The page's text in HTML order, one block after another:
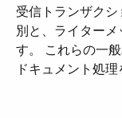
受信トランザク
別と、ライター
す。 これらの一
ドキュメント処理